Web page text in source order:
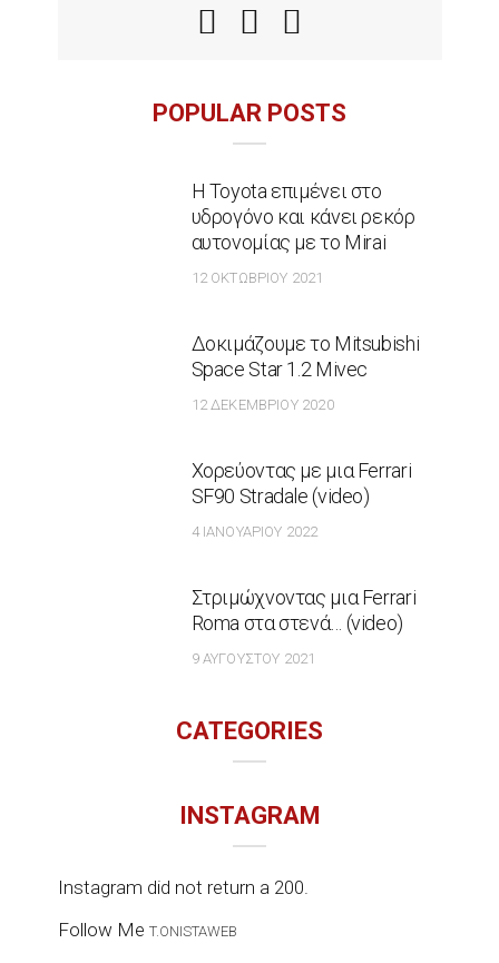
POPULAR POSTS
Η Toyota επιμένει στο
υδρογόνο και κάνει ρεκόρ
αυτονομίας με το Mirai
12 ΟΚΤΩΒΡΊΟΥ 2021
Δοκιμάζουμε το Mitsubishi
Space Star 1.2 Mivec
12 ΔΕΚΕΜΒΡΊΟΥ 2020
Χορεύοντας με μια Ferrari
SF90 Stradale (video)
4 ΙΑΝΟΥΑΡΊΟΥ 2022
Στριμώχνοντας μια Ferrari
Roma στα στενά… (video)
9 ΑΥΓΟΎΣΤΟΥ 2021
CATEGORIES
INSTAGRAM
Instagram did not return a 200.
Follow Me T.ONISTAWEB